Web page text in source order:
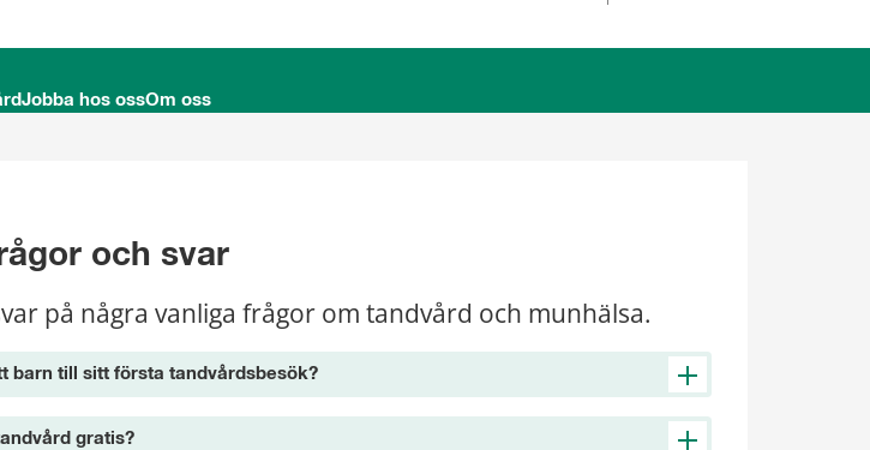
Jobba hos ossOm oss
och svar
på några vanliga frågor om tandvård och munhälsa.
barn till sitt första tandvårdsbesök?
gratis?